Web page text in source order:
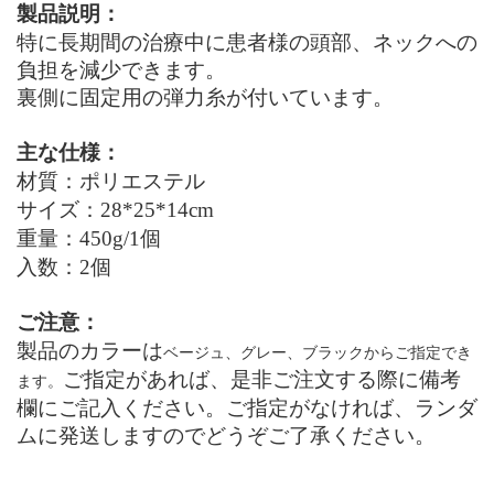
製品説明：
特に長期間の治療中に患者様の頭部、ネックへの
負担を減少できます。
裏側に固定用の弾力糸が付いています。
主な仕様：
材質：ポリエステル
サイズ：28*25*14cm
重量：450g/1個
入数：2個
ご注意：
製品のカラーはベージュ、グレー、ブラックからご指定でき
ます。
ご指定があれば、是非ご注文する際に備考
欄にご記入ください。ご指定がなければ、ランダ
ムに発送しますのでどうぞご了承ください。